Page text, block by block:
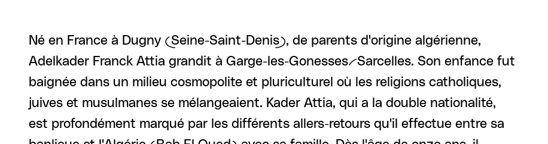
Né en France à Dugny (Seine-Saint-Denis), de parents d'origine algérienne,
Adelkader Franck Attia grandit à Garge-les-Gonesses--Sarcelles. Son enfance fut
baignée dans un milieu cosmopolite et pluriculturel où les religions catholiques,
juives et musulmanes se mélangeaient. Kader Attia, qui a la double nationalité,
est profondément marqué par les différents allers-retours qu'il effectue entre sa